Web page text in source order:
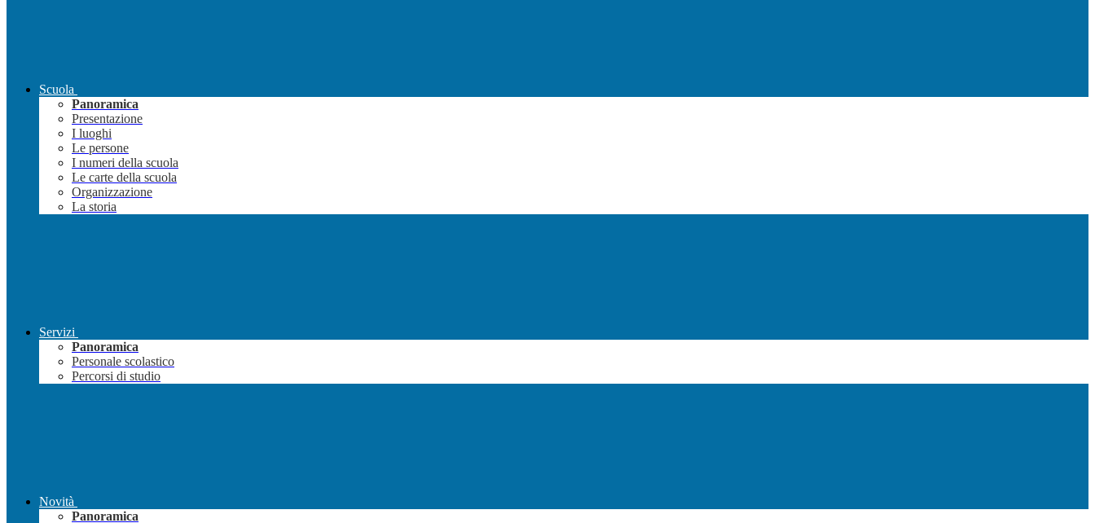
Scuola
Panoramica
Presentazione
I luoghi
Le persone
I numeri della scuola
Le carte della scuola
Organizzazione
La storia
Servizi
Panoramica
Personale scolastico
Percorsi di studio
Novità
Panoramica